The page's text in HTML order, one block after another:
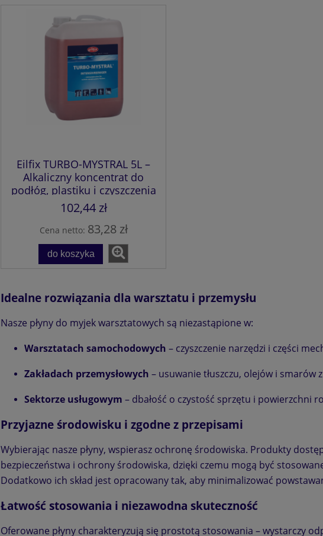
Eco Shine TOOLS & ENGINE
750 ml – Środek do Mycia
Silnika, Narzędzi i Części
Samochodowych
do koszyka
Eilfix TURBO-MYSTRAL 5L –
Alkaliczny koncentrat do
podłóg, plastiku i czyszczenia
przemysłowego
102,44 zł
Cena netto: 83,28 zł
do koszyka
Idealne rozwiązania dla warsztatu i przemysłu
Nasze płyny do myjek warsztatowych są niezastąpione w:
Warsztatach samochodowych – czyszczenie narzędzi i części
Zakładach przemysłowych – usuwanie tłuszczu, olejów i smarów
Sektorze usługowym – dbałość o czystość sprzętu i powierzchni
Przyjazne środowisku i zgodne z przepisami
Wybierając nasze płyny, wspierasz ochronę środowiska. Produkty
bezpieczeństwa i ochrony środowiska, dzięki czemu mogą być
Dodatkowo ich skład jest opracowany tak, aby minimalizować
Łatwość stosowania i niezawodna skuteczność
Oferowane płyny charakteryzują się prostotą stosowania – wystarczy